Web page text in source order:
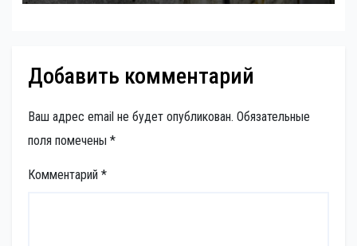
Добавить комментарий
Ваш адрес email не будет опубликован. Обязательные
поля помечены *
Комментарий *